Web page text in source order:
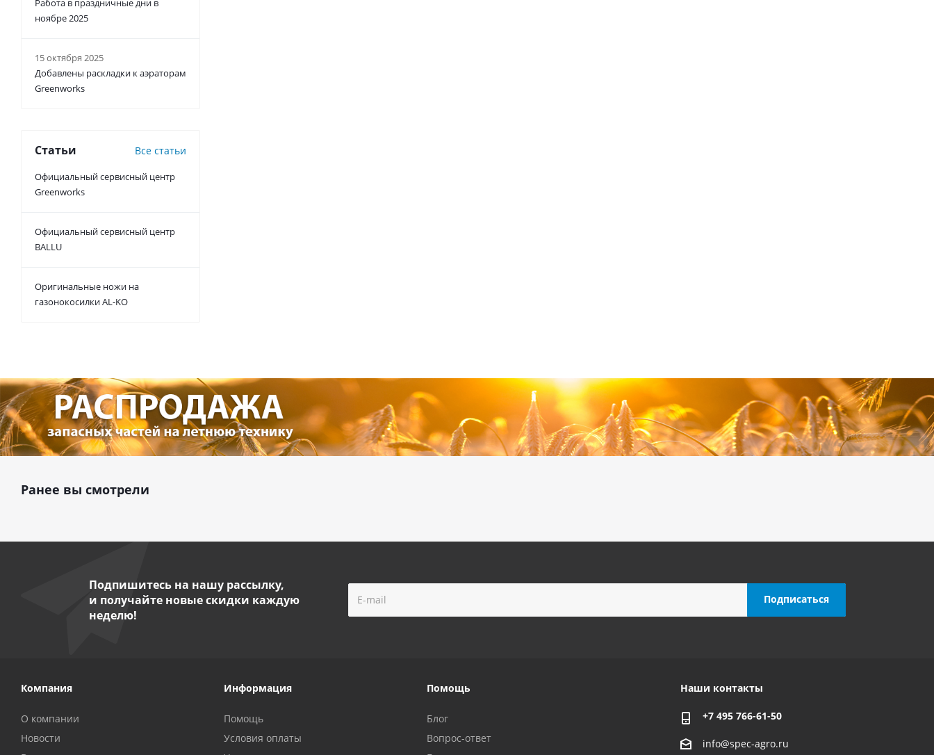
ноябре 2025
15 октября 2025
Добавлены раскладки к аэраторам
Greenworks
Статьи Все статьи
Официальный сервисный центр
Greenworks
Официальный сервисный центр
BALLU
Оригинальные ножи на
газонокосилки AL-KO
Ранее вы смотрели
Подпишитесь на нашу рассылку,
и получайте новые скидки каждую
неделю!
Компания
О компании
Новости
Информация
Помощь
Условия оплаты
Помощь
Блог
Вопрос-ответ
Наши контакты
+7 495 766-61-50
info@spec-agro.ru